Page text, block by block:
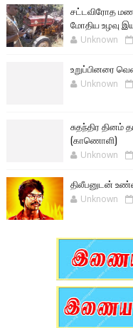
சட்டவிரோத
மோதிய உழவு
Unknown
உறுப்பினரை
Unknown
சுதந்திர தினம்
(காணொளி)
Unknown
திலீபனுடன்
Unknown